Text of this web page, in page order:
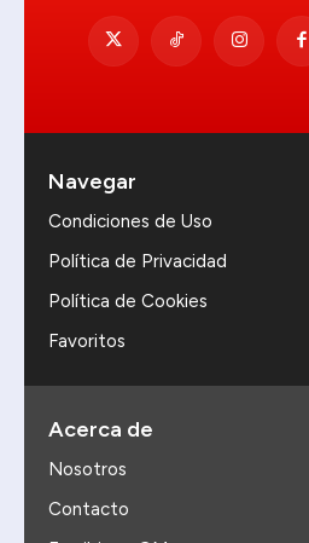
Navegar
Condiciones de Uso
Política de Privacidad
Política de Cookies
Favoritos
Acerca de
Nosotros
Contacto